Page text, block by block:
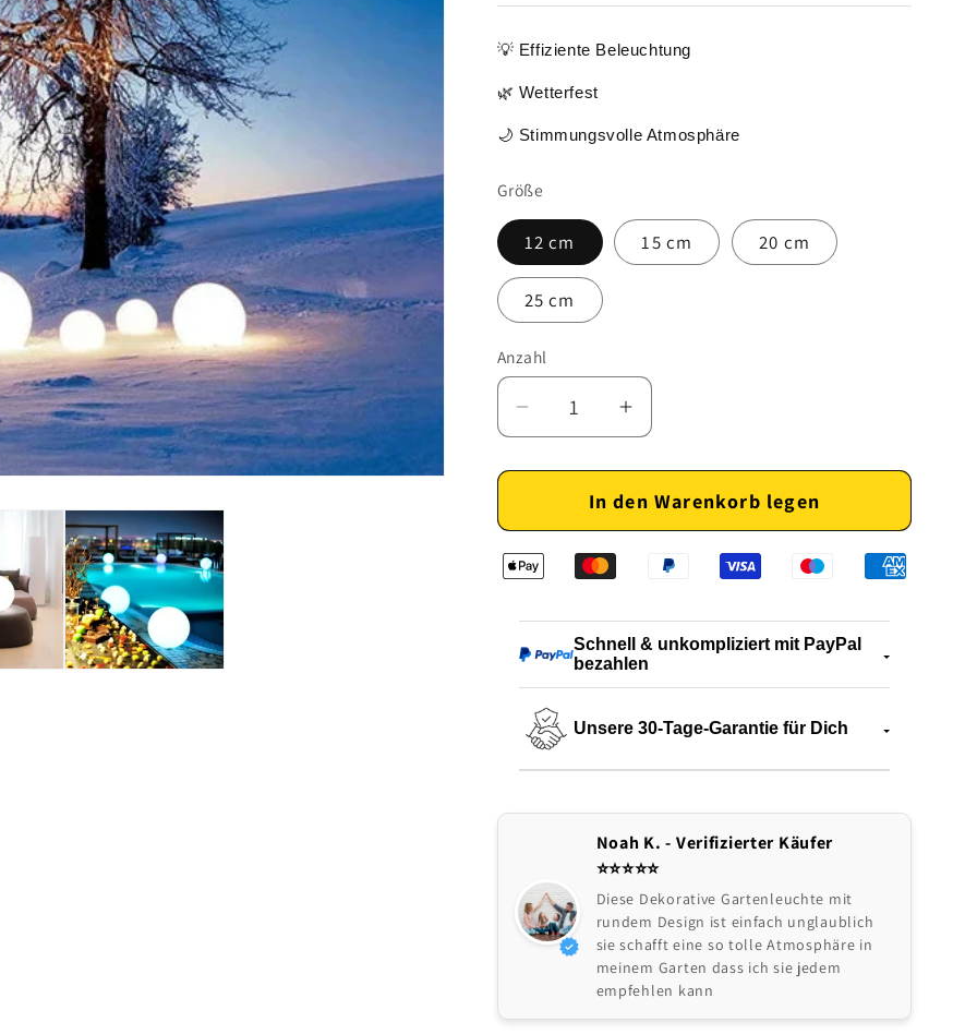
💡 Effiziente Beleuchtung
🌿 Wetterfest
🌙 Stimmungsvolle Atmosphäre
Größe
12 cm 15 cm 20 cm
25 cm
Anzahl
Verringere
Menge
Dekorative
Gartenleuchte
rundem
Design
Erhöhe
Menge
für
Dekorative
Gartenleuchte
rundem
Design
In den Warenkorb legen
Schnell & unkompliziert mit PayPal
bezahlen
Unsere 30-Tage-Garantie für Dich
Noah K. - Verifizierter Käufer
⭐️⭐️⭐️⭐️⭐
Diese Dekorative Gartenleuchte mit
rundem Design ist einfach unglaublich
sie schafft eine so tolle Atmosphäre in
meinem Garten dass ich sie jedem
empfehlen kann